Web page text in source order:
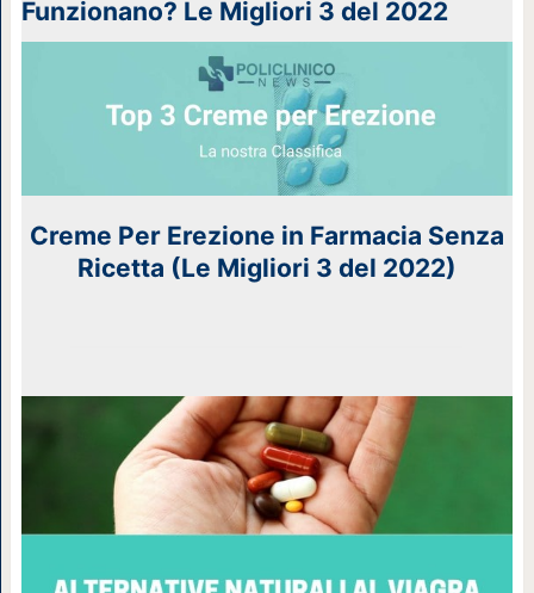
Funzionano? Le Migliori 3 del 2022
Creme Per Erezione in Farmacia Senza
Ricetta (Le Migliori 3 del 2022)